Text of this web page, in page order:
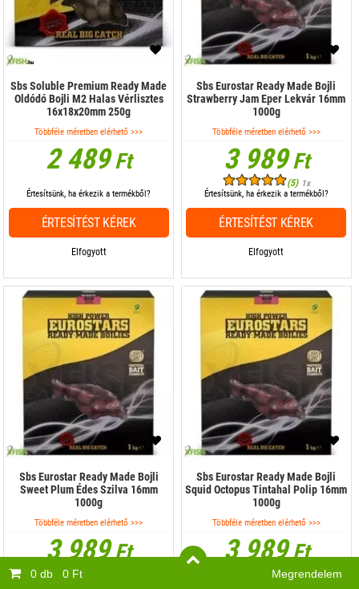
Sbs Soluble Premium Ready Made
Oldódó Bojli M2 Halas Vérlisztes
16x18x20mm 250g
Többféle méretben elérhető >>>
2 489Ft
Elfogyott
Értesítsünk, ha érkezik a termékből?
ÉRTESÍTÉST KÉREK
Sbs Eurostar Ready Made Bojli
Strawberry Jam Eper Lekvár 16mm
1000g
Többféle méretben elérhető >>>
3 989Ft
(5) 1x
Elfogyott
Értesítsünk, ha érkezik a termékből?
ÉRTESÍTÉST KÉREK
Sbs Eurostar Ready Made Bojli
Sweet Plum Édes Szilva 16mm
1000g
Többféle méretben elérhető >>>
3 989Ft
Sbs Eurostar Ready Made Bojli
Squid Octopus Tintahal Polip 16mm
1000g
Többféle méretben elérhető >>>
3 989Ft
0 db 0 Ft Megrendelem